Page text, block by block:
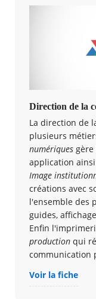
Direction de la
La direction de
plusieurs
numériquesgère
application
Image
créations avec
l'ensemble des
guides,
Enfin
productionqui
communication
Voir la fiche